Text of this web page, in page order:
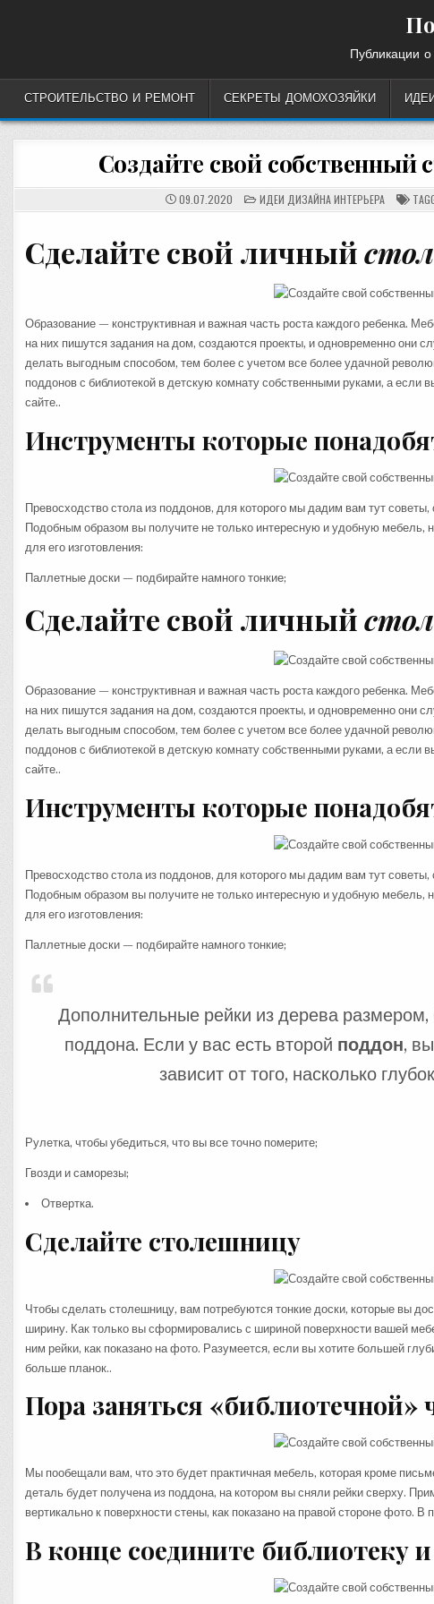
Публикации
СТРОИТЕЛЬСТВО И РЕМОНТ СЕКРЕТЫ ДОМОХОЗЯЙКИ
Создайте свой собственный
09.07.2020 POSTED
IN
ИДЕИ ДИЗАЙНА ИНТЕРЬЕРА
Сделайте свой личныйстол
Образование — конструктивная и важная часть роста каждого ребенка.
на них пишутся задания на дом, создаются проекты, и одновременно они
делать выгодным способом, тем более с учетом все более удачной
поддонов с библиотекой в детскую комнату собственными руками, а
сайте..
Инструменты которые
Превосходство стола из поддонов, для которого мы дадим вам тут
Подобным образом вы получите не только интересную и удобную мебель,
для его изготовления:
Паллетные доски — подбирайте намного тонкие;
Сделайте свой личныйстол
Образование — конструктивная и важная часть роста каждого ребенка.
на них пишутся задания на дом, создаются проекты, и одновременно они
делать выгодным способом, тем более с учетом все более удачной
поддонов с библиотекой в детскую комнату собственными руками, а
сайте..
Инструменты которые
Превосходство стола из поддонов, для которого мы дадим вам тут
Подобным образом вы получите не только интересную и удобную мебель,
для его изготовления:
Паллетные доски — подбирайте намного тонкие;
Дополнительные рейки из дерева
поддона. Если у вас есть второй поддон,
зависит от того, насколько
Рулетка, чтобы убедиться, что вы все точно померите;
Гвозди и саморезы;
Отвертка.
Сделайте столешницу
Чтобы сделать столешницу, вам потребуются тонкие доски, которые вы
ширину. Как только вы сформировались с шириной поверхности вашей
ним рейки, как показано на фото. Разумеется, если вы хотите большей
больше планок..
Пора заняться «библиотечной»
Мы пообещали вам, что это будет практичная мебель, которая кроме
деталь будет получена из поддона, на котором вы сняли рейки сверху.
вертикально к поверхности стены, как показано на правой стороне фото.
В конце соедините библиотеку